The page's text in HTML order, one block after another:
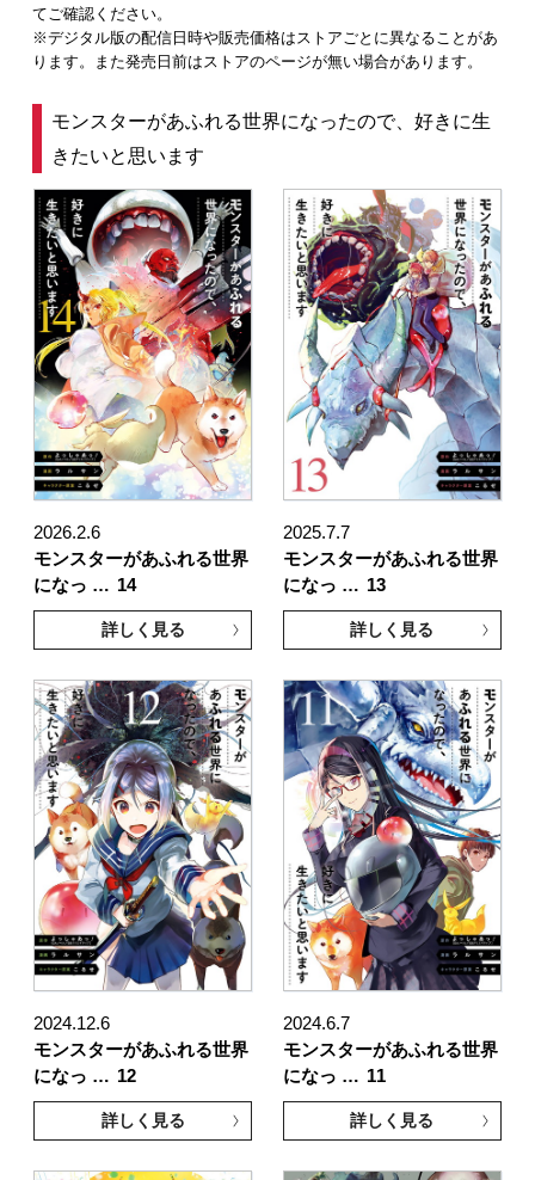
てご確認ください。
※デジタル版の配信日時や販売価格はストアごとに異なることがあ
ります。また発売日前はストアのページが無い場合があります。
モンスターがあふれる世界になったので、好きに生
きたいと思います
2026.2.6
モンスターがあふれる世界
になっ … 14
詳しく見る
2025.7.7
モンスターがあふれる世界
になっ … 13
詳しく見る
2024.12.6
モンスターがあふれる世界
になっ … 12
詳しく見る
2024.6.7
モンスターがあふれる世界
になっ … 11
詳しく見る